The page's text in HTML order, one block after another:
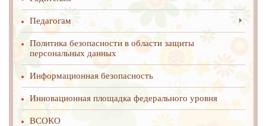
Педагогам
Политика безопасности в области защиты
персональных данных
Информационная безопасность
Инновационная площадка федерального уровня
ВСОКО